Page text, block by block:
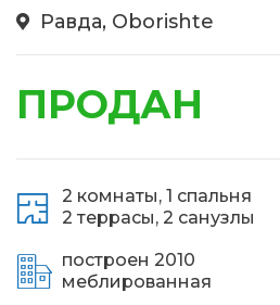
Равда, Oborishte
ПРОДАН
2 комнаты, 1 спальня
2 террасы, 2 санузлы
построен 2010
меблированная